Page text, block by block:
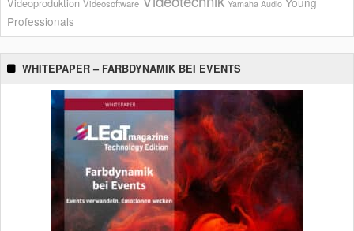
Videosoftware Yamaha Audio
Professionals
WHITEPAPER – FARBDYNAMIK BEI EVENTS